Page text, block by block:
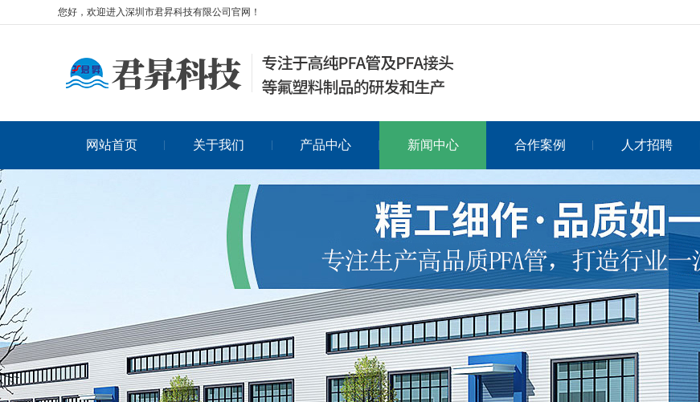
您好，欢迎进入深圳市君昇科技有限公司官网！
网站首页 关于我们 产品中心 新闻中心 合作案例 人才招聘